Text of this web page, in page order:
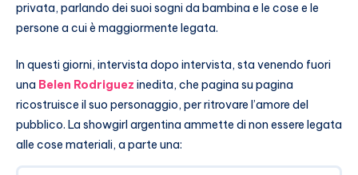
privata, parlando dei suoi sogni da bambina e le cose e le
persone a cui è maggiormente legata.
In questi giorni, intervista dopo intervista, sta venendo fuori
una Belen Rodriguez inedita, che pagina su pagina
ricostruisce il suo personaggio, per ritrovare l’amore del
pubblico. La showgirl argentina ammette di non essere legata
alle cose materiali, a parte una: